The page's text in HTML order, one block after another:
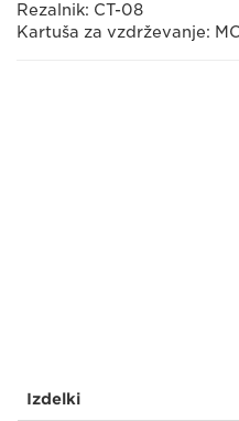
Rezalnik: CT-08
Kartuša za vzdrževanje:
Izdelki